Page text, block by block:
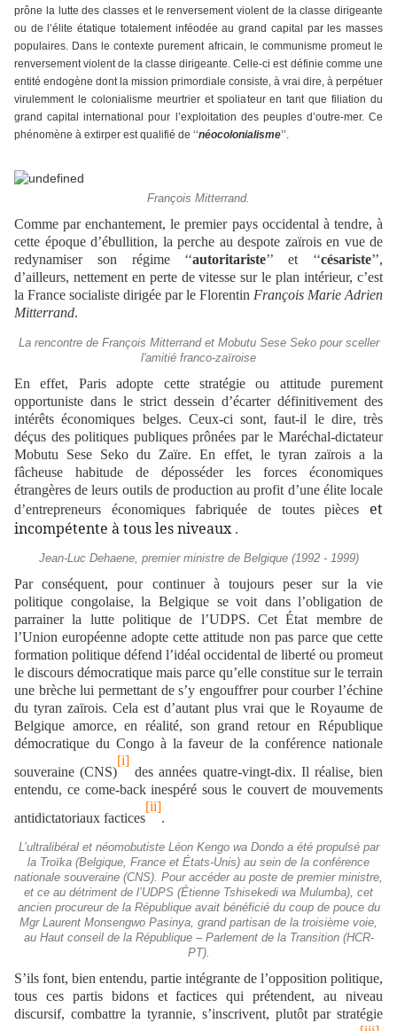
prône la lutte des classes et le renversement violent de la classe dirigeante
ou de l’élite étatique totalement inféodée au grand capital par les masses
populaires. Dans le contexte purement africain, le communisme promeut le
renversement violent de la classe dirigeante. Celle-ci est définie comme une
entité endogène dont la mission primordiale consiste, à vrai dire, à perpétuer
virulemment le colonialisme meurtrier et spoliateur en tant que filiation du
grand capital international pour l’exploitation des peuples d’outre-mer. Ce
phénomène à extirper est qualifié de ‘‘néocolonialisme’’.
François Mitterrand.
Comme par enchantement, le premier pays occidental à tendre, à
cette époque d’ébullition, la perche au despote zaïrois en vue de
redynamiser son régime ‘‘autoritariste’’ et ‘‘césariste’’,
d’ailleurs, nettement en perte de vitesse sur le plan intérieur, c’est
la France socialiste dirigée par le Florentin François Marie Adrien
Mitterrand.
La rencontre de François Mitterrand et Mobutu Sese Seko pour sceller
l'amitié franco-zaïroise
En effet, Paris adopte cette stratégie ou attitude purement
opportuniste dans le strict dessein d’écarter définitivement des
intérêts économiques belges. Ceux-ci sont, faut-il le dire, très
déçus des politiques publiques prônées par le Maréchal-dictateur
Mobutu Sese Seko du Zaïre. En effet, le tyran zaïrois a la
fâcheuse habitude de déposséder les forces économiques
étrangères de leurs outils de production au profit d’une élite locale
d’entrepreneurs économiques fabriquée de toutes pièces
et
incompétente à tous les niveaux .
Jean-Luc Dehaene, premier ministre de Belgique (1992 - 1999)
Par conséquent, pour continuer à toujours peser sur la vie
politique congolaise, la Belgique se voit dans l’obligation de
parrainer la lutte politique de l’UDPS. Cet État membre de
l’Union européenne adopte cette attitude non pas parce que cette
formation politique défend l’idéal occidental de liberté ou promeut
le discours démocratique mais parce qu’elle constitue sur le terrain
une brèche lui permettant de s’y engouffrer pour courber l’échine
du tyran zaïrois. Cela est d’autant plus vrai que le Royaume de
Belgique amorce, en réalité, son grand retour en République
démocratique du Congo à la faveur de la conférence nationale
souveraine (CNS)
[i]
des années quatre-vingt-dix. Il réalise, bien
entendu, ce come-back inespéré sous le couvert de mouvements
antidictatoriaux factices
[ii]
.
L’ultralibéral et néomobutiste Léon Kengo wa Dondo a été propulsé par
la Troïka (Belgique, France et États-Unis) au sein de la conférence
nationale souveraine (CNS). Pour accéder au poste de premier ministre,
et ce au détriment de l’UDPS (Étienne Tshisekedi wa Mulumba), cet
ancien procureur de la République avait bénéficié du coup de pouce du
Mgr Laurent Monsengwo Pasinya, grand partisan de la troisième voie,
au Haut conseil de la République – Parlement de la Transition (HCR-
PT).
S’ils font, bien entendu, partie intégrante de l’opposition politique,
tous ces partis bidons et factices qui prétendent, au niveau
discursif, combattre la tyrannie, s’inscrivent, plutôt par stratégie